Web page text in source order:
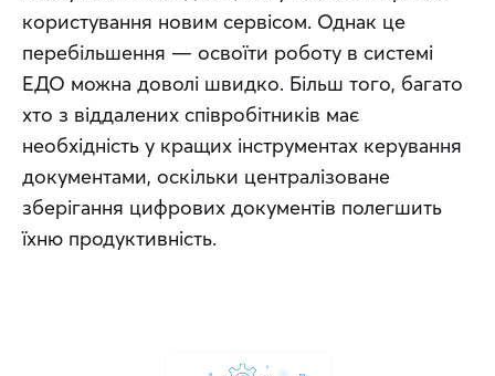
користування новим сервісом. Однак це
перебільшення — освоїти роботу в системі
ЕДО можна доволі швидко. Більш того, багато
хто з віддалених співробітників має
необхідність у кращих інструментах керування
документами, оскільки централізоване
зберігання цифрових документів полегшить
їхню продуктивність.